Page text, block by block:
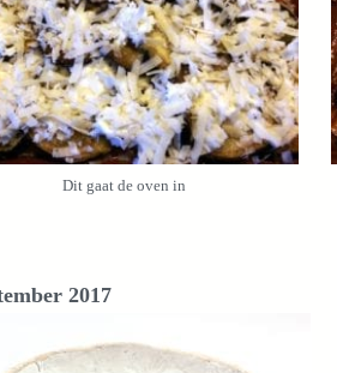
Dit gaat de oven in
2017